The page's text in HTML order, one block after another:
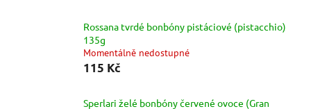
Rossana tvrdé bonbóny pistáciové (pistacchio)
135g
Momentálně nedostupné
115 Kč
Sperlari želé bonbóny červené ovoce (Gran